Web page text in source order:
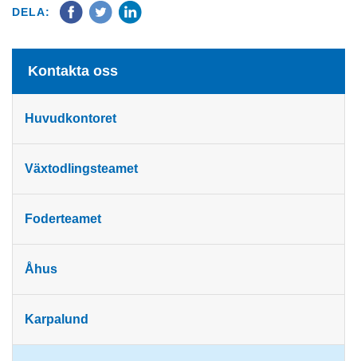
DELA:
Kontakta oss
Huvudkontoret
Växtodlingsteamet
Foderteamet
Åhus
Karpalund